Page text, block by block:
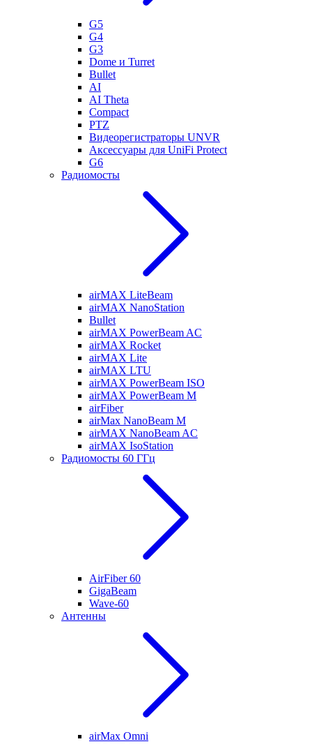
G5
G4
G3
Dome и Turret
Bullet
AI
AI Theta
Compact
PTZ
Видеорегистраторы UNVR
Аксессуары для UniFi Protect
G6
Радиомосты
airMAX LiteBeam
airMAX NanoStation
Bullet
airMAX PowerBeam AC
airMAX Rocket
airMAX Lite
airMAX LTU
airMAX PowerBeam ISO
airMAX PowerBeam M
airFiber
airMax NanoBeam M
airMAX NanoBeam AC
airMAX IsoStation
Радиомосты 60 ГГц
AirFiber 60
GigaBeam
Wave-60
Антенны
airMax Omni